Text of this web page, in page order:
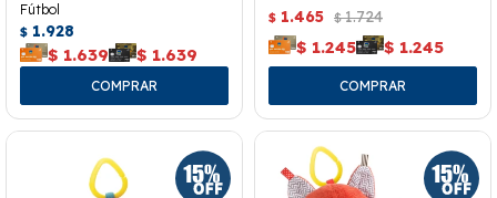
Fútbol
$ 1.928
$ 1.639 $ 1.639
$ 1.465 $ 1.724
$ 1.245 $ 1.245